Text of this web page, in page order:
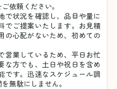
依頼ください。
で状況を確認し、品目や量に
でご提案いたします。お見積
の心配がないため、初めての
営業しているため、平日お忙
な方でも、土日や祝日を含め
です。迅速なスケジュール調
無駄にしません。